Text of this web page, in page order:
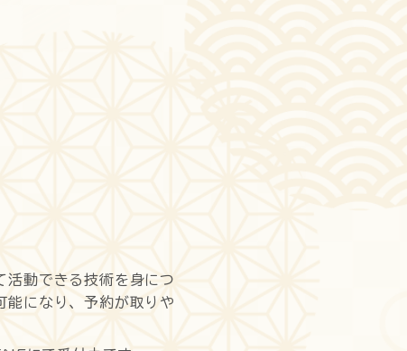
活動できる技術を身につ
能になり、予約が取りや